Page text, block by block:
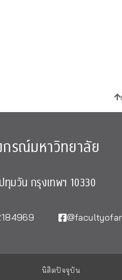
รณ์มหาวิทยาลัย
มวัน กรุงเทพฯ 10330
นิสิตปัจจุบัน